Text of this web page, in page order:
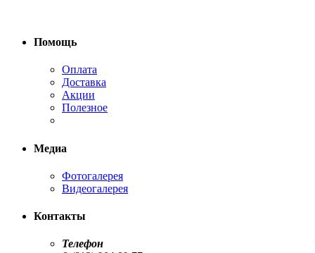
Помощь
Оплата
Доставка
Акции
Полезное
Медиа
Фотогалерея
Видеогалерея
Контакты
Телефон